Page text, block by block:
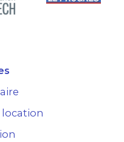
location